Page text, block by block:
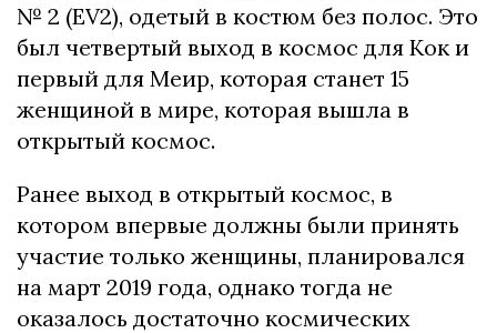
№ 2 (EV2), одетый в костюм без полос. Это
был четвертый выход в космос для Кок и
первый для Меир, которая станет 15
женщиной в мире, которая вышла в
открытый космос.
Ранее выход в открытый космос, в
котором впервые должны были принять
участие только женщины, планировался
на март 2019 года, однако тогда не
оказалось достаточно космических